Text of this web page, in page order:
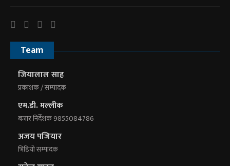
Team
जियालाल साह
प्रकाशक / सम्पादक
एम.डी. मल्लीक
बजार निर्देशक 9855084786
अजय पजियार
भिडियाे सम्पादक